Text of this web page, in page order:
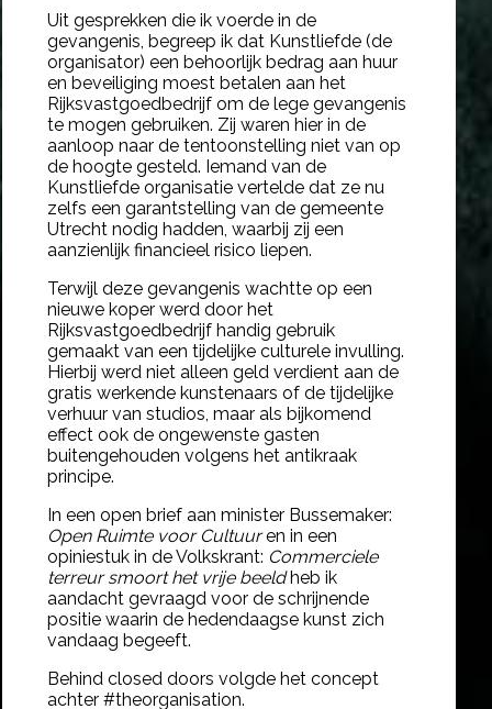
Uit gesprekken die ik voerde in de
gevangenis, begreep ik dat Kunstliefde (de
organisator) een behoorlijk bedrag aan huur
en beveiliging moest betalen aan het
Rijksvastgoedbedrijf om de lege gevangenis
te mogen gebruiken. Zij waren hier in de
aanloop naar de tentoonstelling niet van op
de hoogte gesteld. Iemand van de
Kunstliefde organisatie vertelde dat ze nu
zelfs een garantstelling van de gemeente
Utrecht nodig hadden, waarbij zij een
aanzienlijk financieel risico liepen.
Terwijl deze gevangenis wachtte op een
nieuwe koper werd door het
Rijksvastgoedbedrijf handig gebruik
gemaakt van een tijdelijke culturele invulling.
Hierbij werd niet alleen geld verdient aan de
gratis werkende kunstenaars of de tijdelijke
verhuur van studios, maar als bijkomend
effect ook de ongewenste gasten
buitengehouden volgens het antikraak
principe.
In een open brief aan minister Bussemaker:
Open Ruimte voor Cultuuren in een
opiniestuk in de Volkskrant: Commerciele
terreur smoort het vrije beeldheb ik
aandacht gevraagd voor de schrijnende
positie waarin de hedendaagse kunst zich
vandaag begeeft.
Behind closed doors volgde het concept
achter #theorganisation.